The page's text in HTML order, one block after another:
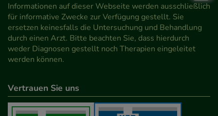
Informationen auf dieser Webseite werden ausschließlich
für informative Zwecke zur Verfügung gestellt. Sie
ersetzen keinesfalls die Untersuchung und Behandlung
durch einen Arzt. Bitte beachten Sie, dass hierdurch
weder Diagnosen gestellt noch Therapien eingeleitet
werden können.
Vertrauen Sie uns